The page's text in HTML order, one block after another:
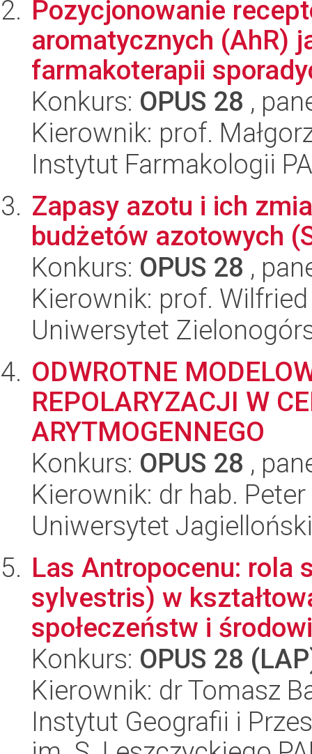
Pozycjonowanie
aromatycznych (AhR)
farmakoterapii
Konkurs: OPUS 28 ,
Kierownik: prof.
Instytut Farmakologii
Zapasy azotu i ich
budżetów azotowych
Konkurs: OPUS 28 ,
Kierownik: prof.
Uniwersytet
ODWROTNE
REPOLARYZACJI W
ARYTMOGENNEGO
Konkurs: OPUS 28 ,
Kierownik: dr hab.
Uniwersytet Jagielloński
Las Antropocenu: rola
sylvestris) w
społeczeństw i
Konkurs: OPUS 28
Kierownik: dr Tomasz
Instytut Geografii i